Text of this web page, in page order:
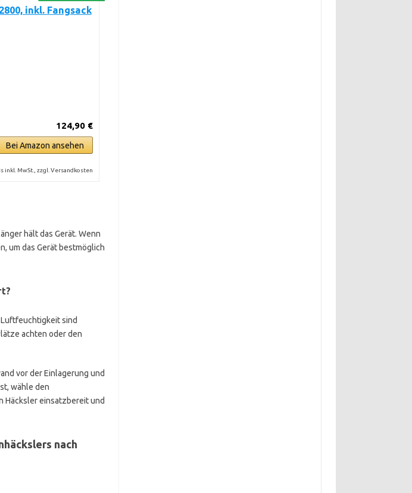
inkl. Fangsack
124,90 €
Bei Amazon ansehen
inkl. MwSt., zzgl. Versandkosten
hält das Gerät. Wenn
um das Gerät bestmöglich
sind
achten oder den
vor der Einlagerung und
wähle den
Häcksler einsatzbereit und
nach